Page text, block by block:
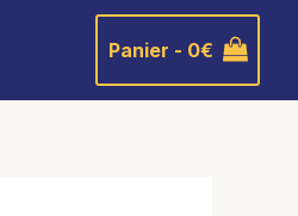
Panier - 0€